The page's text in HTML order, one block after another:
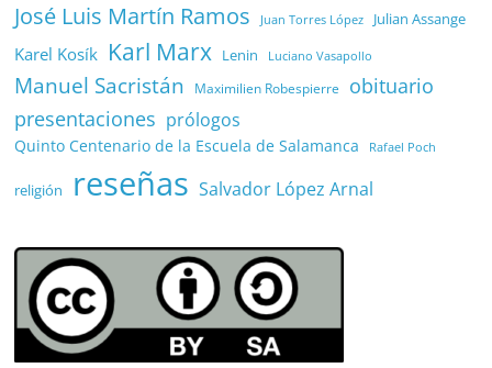
José Luis Martín Ramos Juan Torres López Julian Assange
Karel Kosík Karl Marx Lenin Luciano Vasapollo
Manuel Sacristán Maximilien Robespierre
obituario
presentaciones prólogos
Quinto Centenario de la Escuela de Salamanca Rafael Poch
religión reseñas Salvador López Arnal